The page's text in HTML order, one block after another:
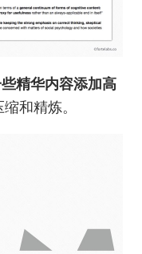
精华内容添加高
和精炼。